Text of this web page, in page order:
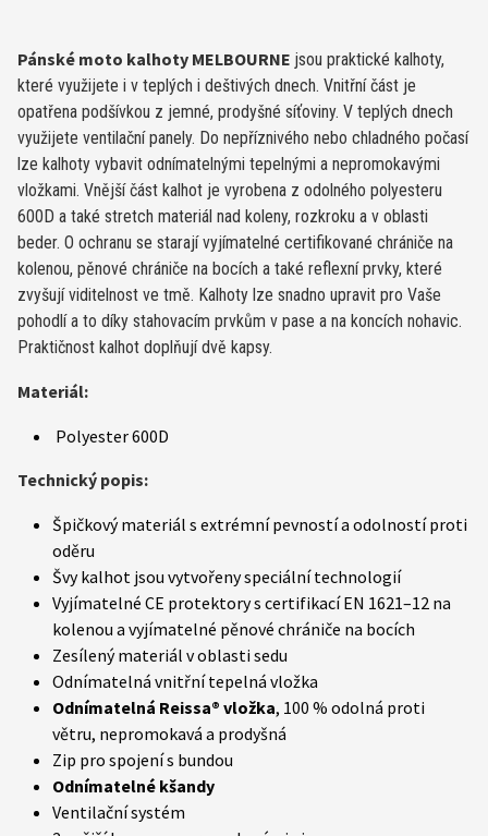
Pánské moto kalhoty MELBOURNE jsou praktické kalhoty,
které využijete i v teplých i deštivých dnech. Vnitřní část je
opatřena podšívkou z jemné, prodyšné síťoviny. V teplých dnech
využijete ventilační panely. Do nepříznivého nebo chladného počasí
lze kalhoty vybavit odnímatelnými tepelnými a nepromokavými
vložkami. Vnější část kalhot je vyrobena z odolného polyesteru
600D a také stretch materiál nad koleny, rozkroku a v oblasti
beder. O ochranu se starají vyjímatelné certifikované chrániče na
kolenou, pěnové chrániče na bocích a také reflexní prvky, které
zvyšují viditelnost ve tmě. Kalhoty lze snadno upravit pro Vaše
pohodlí a to díky stahovacím prvkům v pase a na koncích nohavic.
Praktičnost kalhot doplňují dvě kapsy.
Materiál:
Polyester 600D
Technický popis:
Špičkový materiál s extrémní pevností a odolností proti
oděru
Švy kalhot jsou vytvořeny speciální technologií
Vyjímatelné CE protektory s certifikací EN 1621–12 na
kolenou a vyjímatelné pěnové chrániče na bocích
Zesílený materiál v oblasti sedu
Odnímatelná vnitřní tepelná vložka
Odnímatelná Reissa® vložka, 100 % odolná proti
větru, nepromokavá a prodyšná
Zip pro spojení s bundou
Odnímatelné kšandy
Ventilační systém